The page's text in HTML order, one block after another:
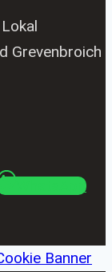
Grevenbroich
WhatsApp
Banner